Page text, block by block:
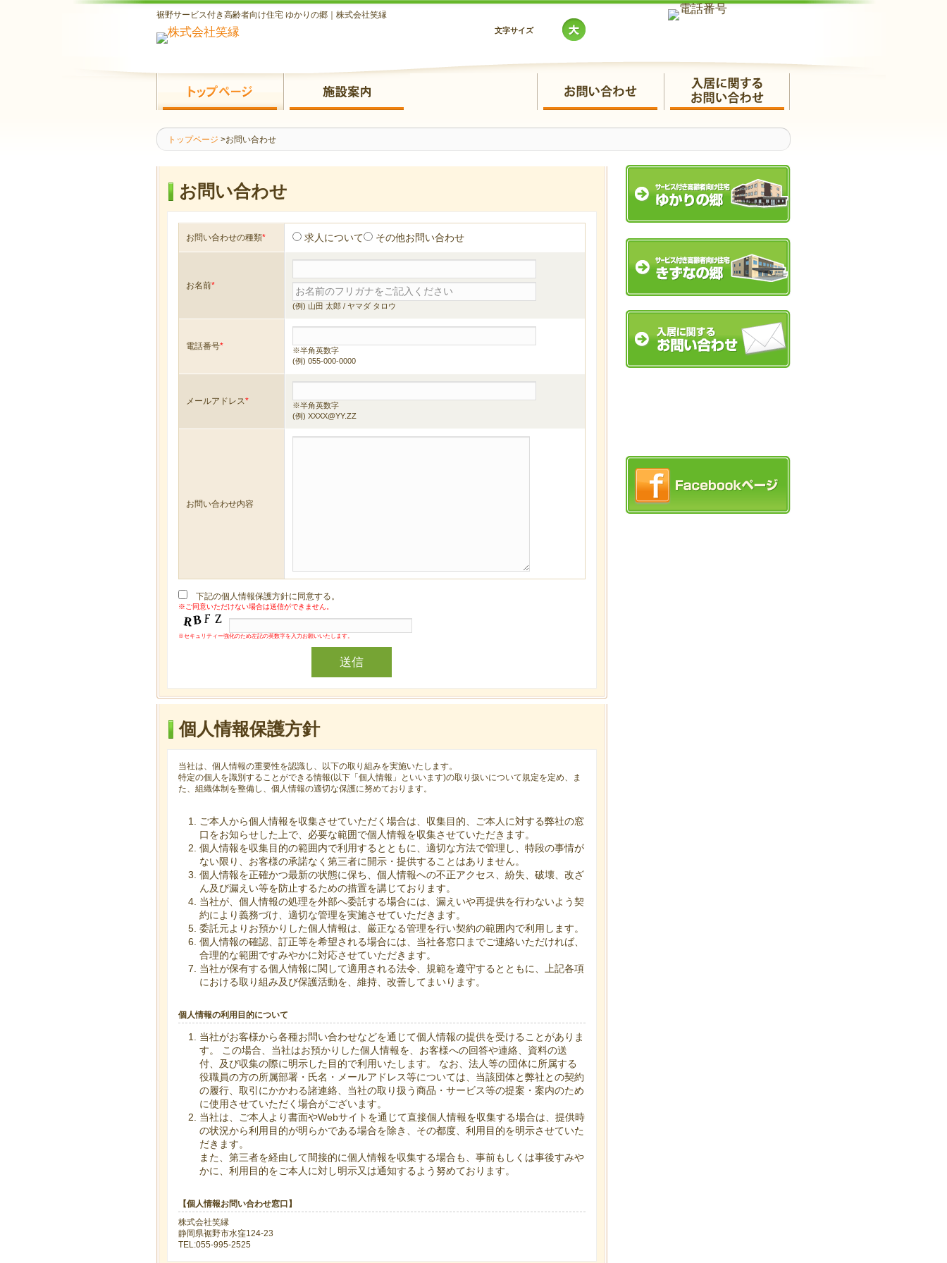
裾野サービス付き高齢者向け住宅 ゆかりの郷｜株式会社笑縁
文字サイズ
トップページ >お問い合わせ
お問い合わせ
お問い合わせの種類* 求人について その他お問い合わせ
お名前*
(例) 山田 太郎 / ヤマダ タロウ
電話番号*
※半角英数字
(例) 055-000-0000
メールアドレス*
※半角英数字
(例) XXXX@YY.ZZ
お問い合わせ内容
下記の個人情報保護方針に同意する。
※ご同意いただけない場合は送信ができません。
※セキュリティー強化のため左記の英数字を入力お願いいたします。
個人情報保護方針
当社は、個人情報の重要性を認識し、以下の取り組みを実施いたします。
特定の個人を識別することができる情報(以下「個人情報」といいます)の取り扱いについて規定を定め、ま
た、組織体制を整備し、個人情報の適切な保護に努めております。
ご本人から個人情報を収集させていただく場合は、収集目的、ご本人に対する弊社の窓
口をお知らせした上で、必要な範囲で個人情報を収集させていただきます。
個人情報を収集目的の範囲内で利用するとともに、適切な方法で管理し、特段の事情が
ない限り、お客様の承諾なく第三者に開示・提供することはありません。
個人情報を正確かつ最新の状態に保ち、個人情報への不正アクセス、紛失、破壊、改ざ
ん及び漏えい等を防止するための措置を講じております。
当社が、個人情報の処理を外部へ委託する場合には、漏えいや再提供を行わないよう契
約により義務づけ、適切な管理を実施させていただきます。
委託元よりお預かりした個人情報は、厳正なる管理を行い契約の範囲内で利用します。
個人情報の確認、訂正等を希望される場合には、当社各窓口までご連絡いただければ、
合理的な範囲ですみやかに対応させていただきます。
当社が保有する個人情報に関して適用される法令、規範を遵守するとともに、上記各項
における取り組み及び保護活動を、維持、改善してまいります。
個人情報の利用目的について
当社がお客様から各種お問い合わせなどを通じて個人情報の提供を受けることがありま
す。 この場合、当社はお預かりした個人情報を、お客様への回答や連絡、資料の送
付、及び収集の際に明示した目的で利用いたします。 なお、法人等の団体に所属する
役職員の方の所属部署・氏名・メールアドレス等については、当該団体と弊社との契約
の履行、取引にかかわる諸連絡、当社の取り扱う商品・サービス等の提案・案内のため
に使用させていただく場合がございます。
当社は、ご本人より書面やWebサイトを通じて直接個人情報を収集する場合は、提供時
の状況から利用目的が明らかである場合を除き、その都度、利用目的を明示させていた
だきます。
また、第三者を経由して間接的に個人情報を収集する場合も、事前もしくは事後すみや
かに、利用目的をご本人に対し明示又は通知するよう努めております。
【個人情報お問い合わせ窓口】
株式会社笑縁
静岡県裾野市水窪124-23
TEL:055-995-2525